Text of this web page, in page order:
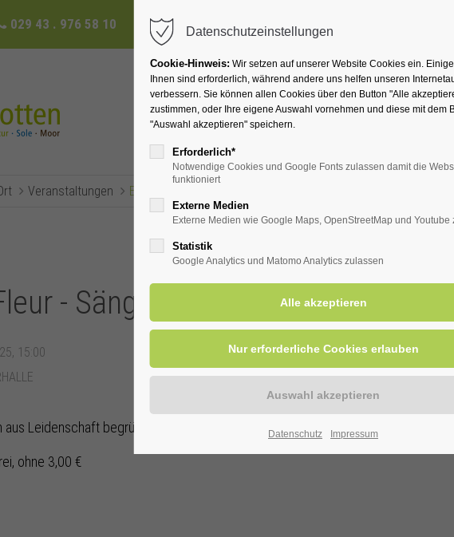
029 43 . 976 58 10 info@badwesternkotten.de
Ihr Heilbad Übernachten Für
Veranstaltungen Eventsreader (Timeline)
- Sängerin aus Leidenschaft
15:00
aus Leidenschaft begrüßt mit Ihnen das neue Jahr
ohne 3,00 €
Datenschutzeinstellungen
Cookie-Hinweis: Wir setzen auf unserer Website Cookies ein.
Ihnen sind erforderlich, während andere uns helfen unseren
verbessern. Sie können allen Cookies über den Button "Alle
zustimmen, oder Ihre eigene Auswahl vornehmen und diese mit dem
"Auswahl akzeptieren" speichern.
Erforderlich*
Notwendige Cookies und Google Fonts zulassen damit die
funktioniert
Externe Medien
Externe Medien wie Google Maps, OpenStreetMap und Youtube
Statistik
Google Analytics und Matomo Analytics zulassen
Datenschutz Impressum